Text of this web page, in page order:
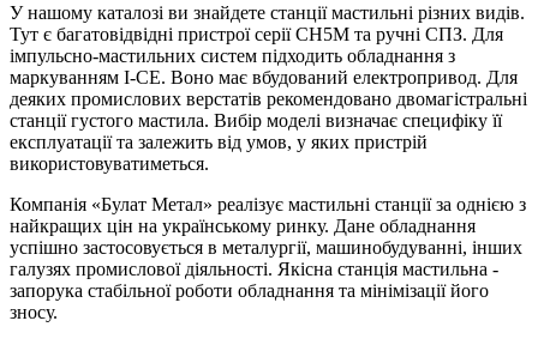
У нашому каталозі ви знайдете станції мастильні різних видів.
Тут є багатовідвідні пристрої серії СН5М та ручні СПЗ. Для
імпульсно-мастильних систем підходить обладнання з
маркуванням І-СЕ. Воно має вбудований електропривод. Для
деяких промислових верстатів рекомендовано двомагістральні
станції густого мастила. Вибір моделі визначає специфіку її
експлуатації та залежить від умов, у яких пристрій
використовуватиметься.
Компанія «Булат Метал» реалізує мастильні станції за однією з
найкращих цін на українському ринку. Дане обладнання
успішно застосовується в металургії, машинобудуванні, інших
галузях промислової діяльності. Якісна станція мастильна -
запорука стабільної роботи обладнання та мінімізації його
зносу.